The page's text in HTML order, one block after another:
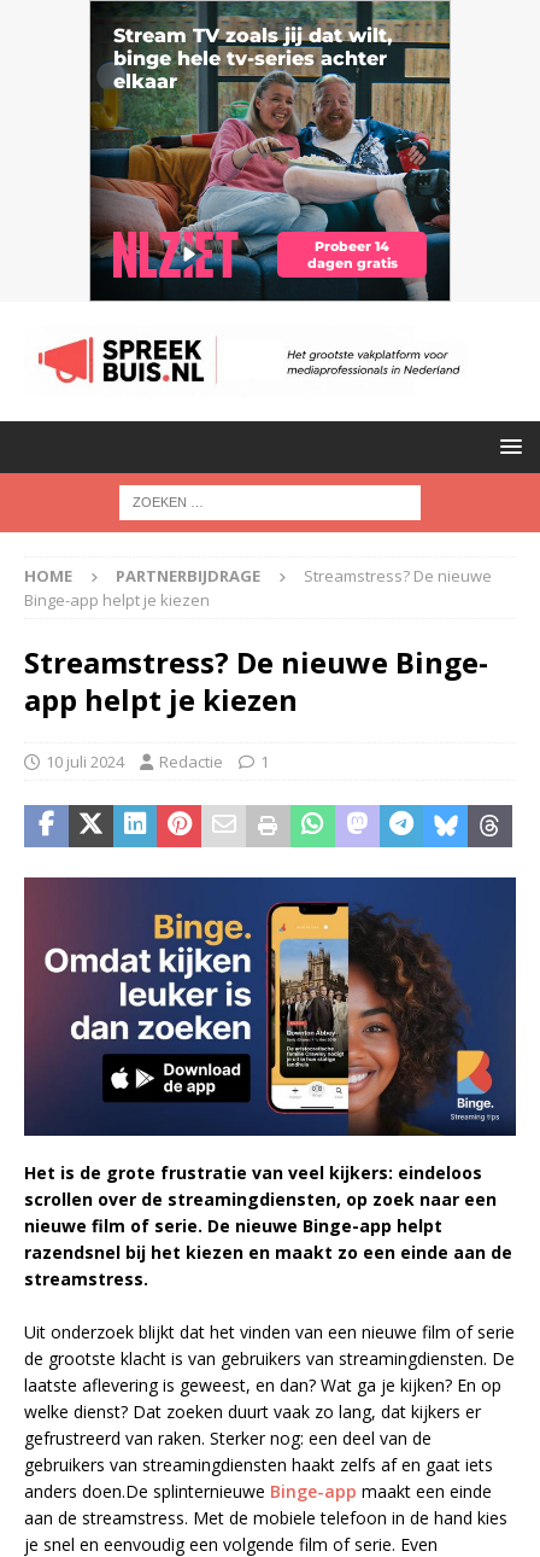
HOME PARTNERBIJDRAGE
Streamstress? De nieuwe
Binge-app helpt je kiezen
Streamstress? De nieuwe Binge-
app helpt je kiezen
10 juli 2024 Redactie 1
Het is de grote frustratie van veel kijkers: eindeloos
scrollen over de streamingdiensten, op zoek naar een
nieuwe film of serie. De nieuwe Binge-app helpt
razendsnel bij het kiezen en maakt zo een einde aan de
streamstress.
Uit onderzoek blijkt dat het vinden van een nieuwe film of serie
de grootste klacht is van gebruikers van streamingdiensten. De
laatste aflevering is geweest, en dan? Wat ga je kijken? En op
welke dienst? Dat zoeken duurt vaak zo lang, dat kijkers er
gefrustreerd van raken. Sterker nog: een deel van de
gebruikers van streamingdiensten haakt zelfs af en gaat iets
anders doen.De splinternieuwe Binge-app maakt een einde
aan de streamstress. Met de mobiele telefoon in de hand kies
je snel en eenvoudig een volgende film of serie. Even